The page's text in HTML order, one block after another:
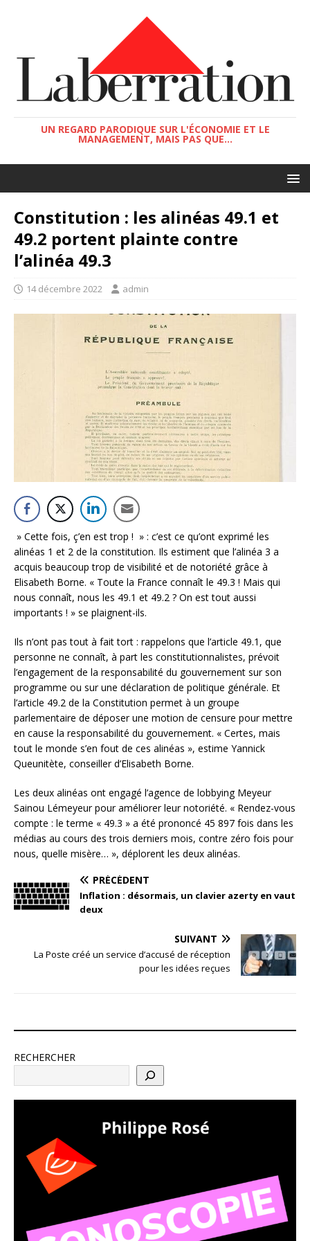
UN REGARD PARODIQUE SUR L'ÉCONOMIE ET LE
MANAGEMENT, MAIS PAS QUE...
Constitution : les alinéas 49.1 et
49.2 portent plainte contre
l’alinéa 49.3
14 décembre 2022 admin
» Cette fois, ç’en est trop ! » : c’est ce qu’ont exprimé les
alinéas 1 et 2 de la constitution. Ils estiment que l’alinéa 3 a
acquis beaucoup trop de visibilité et de notoriété grâce à
Elisabeth Borne. « Toute la France connaît le 49.3 ! Mais qui
nous connaît, nous les 49.1 et 49.2 ? On est tout aussi
importants ! » se plaignent-ils.
Ils n’ont pas tout à fait tort : rappelons que l’article 49.1, que
personne ne connaît, à part les constitutionnalistes, prévoit
l’engagement de la responsabilité du gouvernement sur son
programme ou sur une déclaration de politique générale. Et
l’article 49.2 de la Constitution permet à un groupe
parlementaire de déposer une motion de censure pour mettre
en cause la responsabilité du gouvernement. « Certes, mais
tout le monde s’en fout de ces alinéas », estime Yannick
Queunitète, conseiller d’Elisabeth Borne.
Les deux alinéas ont engagé l’agence de lobbying Meyeur
Sainou Lémeyeur pour améliorer leur notoriété. « Rendez-vous
compte : le terme « 49.3 » a été prononcé 45 897 fois dans les
médias au cours des trois derniers mois, contre zéro fois pour
nous, quelle misère… », déplorent les deux alinéas.
PRÉCÉDENT
Inflation : désormais, un clavier azerty en vaut
deux
SUIVANT
La Poste créé un service d’accusé de réception
pour les idées reçues
RECHERCHER